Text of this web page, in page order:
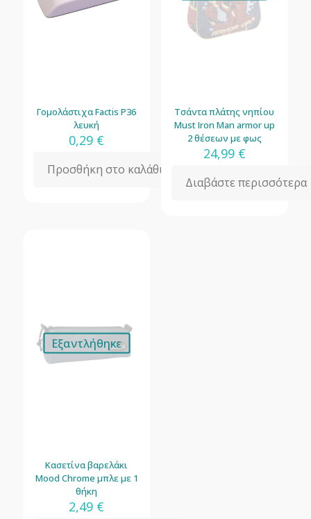
Γομολάστιχα Factis P36
λευκή
0,29 €
Προσθήκη στο καλάθι
Τσάντα πλάτης νηπίου
Must Iron Man armor up
2 θέσεων με φως
24,99 €
Διαβάστε περισσότερα
Εξαντλήθηκε
Κασετίνα βαρελάκι
Mood Chrome μπλε με 1
θήκη
2,49 €